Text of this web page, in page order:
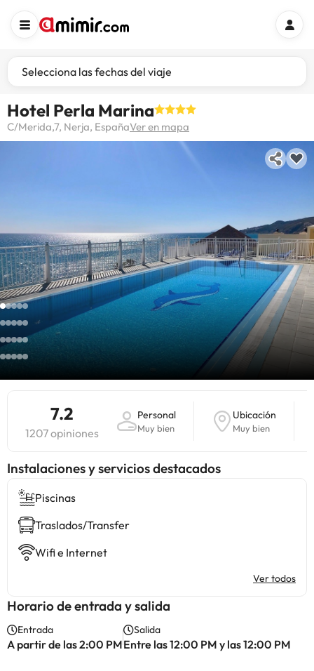
Selecciona las fechas del viaje
Hotel Perla Marina
C/Merida,7, Nerja, EspañaVer en mapa
7.2
1207 opiniones
Personal
Muy bien
Ubicación
Muy bien
Instalaciones y servicios destacados
Piscinas
Traslados/Transfer
Wifi e Internet
Ver todos
Horario de entrada y salida
Entrada
A partir de las 2:00 PM
Salida
Entre las 12:00 PM y las 12:00 PM